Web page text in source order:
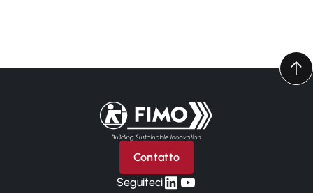
Torna alla pagina iniziale
Contatto
Seguitecilinkedin
yt